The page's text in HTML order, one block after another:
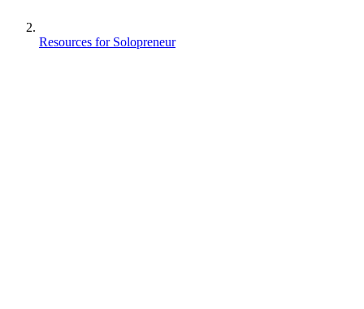
Resources for Solopreneur